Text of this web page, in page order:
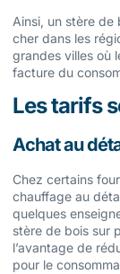
Ainsi, un stère de
cher dans les
grandes villes où
facture du
Les tarifs
Achat au
Chez certains
chauffage au
quelques
stère de bois sur
l’avantage de
pour le